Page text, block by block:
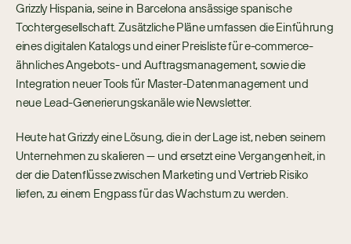
Grizzly Hispania, seine in Barcelona ansässige spanische
Tochtergesellschaft. Zusätzliche Pläne umfassen die Einführung
eines digitalen Katalogs und einer Preisliste für e-commerce-
ähnliches Angebots- und Auftragsmanagement, sowie die
Integration neuer Tools für Master-Datenmanagement und
neue Lead-Generierungskanäle wie Newsletter.
Heute hat Grizzly eine Lösung, die in der Lage ist, neben seinem
Unternehmen zu skalieren — und ersetzt eine Vergangenheit, in
der die Datenflüsse zwischen Marketing und Vertrieb Risiko
liefen, zu einem Engpass für das Wachstum zu werden.